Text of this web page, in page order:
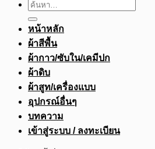
ค้นหา:
หน้าหลัก
ผ้าสีพื้น
ผ้ากาว/ซับใน/เคมีปก
ผ้าดิบ
ผ้าสูท/เครื่องแบบ
อุปกรณ์อื่นๆ
บทความ
เข้าสู่ระบบ / ลงทะเบียน